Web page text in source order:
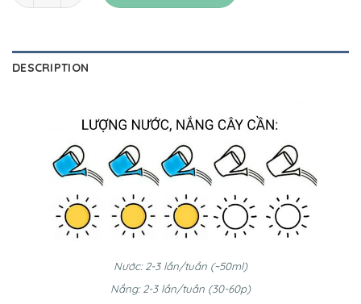
DESCRIPTION
Nước: 2-3 lần/tuần (~50ml)
Nắng: 2-3 lần/tuần (30-60p)